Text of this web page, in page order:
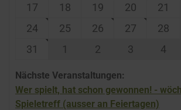
17
18 19 20 21
24
25 26 27 28
31
1 2 3 4
Nächste Veranstaltungen:
Wer spielt, hat schon gewonnen! -
Spieletreff (ausser an Feiertagen)